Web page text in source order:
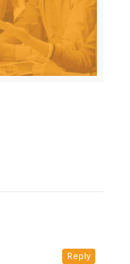
Reply